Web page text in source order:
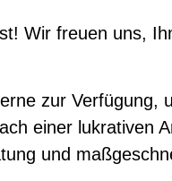
Wir freuen uns,
zur
einer lukrativen
und